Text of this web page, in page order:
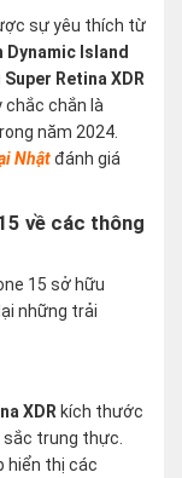
sự yêu thích từ
Dynamic Island
Super Retina XDR
chắn là
năm 2024.
Nhậtđánh giá
về các thông
15 sở hữu
những trải
XDR kích thước
sắc trung thực.
hiển thị các